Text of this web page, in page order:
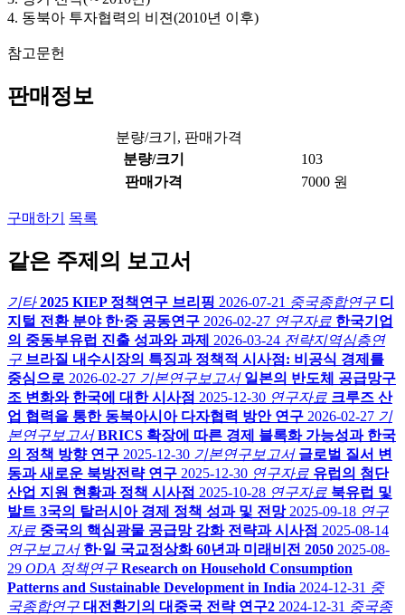
4. 동북아 투자협력의 비젼(2010년 이후)
참고문헌
판매정보
분량/크기, 판매가격
분량/크기
103
판매가격
7000 원
구매하기 목록
같은 주제의 보고서
기타 2025 KIEP 정책연구 브리핑 2026-07-21 중국종합연구 디
지털 전환 분야 한·중 공동연구 2026-02-27 연구자료 한국기업
의 중동부유럽 진출 성과와 과제
2026-03-24 전략지역심층연
구 브라질 내수시장의 특징과 정책적 시사점: 비공식 경제를
중심으로 2026-02-27 기본연구보고서 일본의 반도체 공급망구
조 변화와 한국에 대한 시사점 2025-12-30 연구자료 크루즈 산
업 협력을 통한 동북아시아 다자협력 방안 연구 2026-02-27 기
본연구보고서 BRICS 확장에 따른 경제 블록화 가능성과 한국
의 정책 방향 연구 2025-12-30 기본연구보고서 글로벌 질서 변
동과 새로운 북방전략 연구 2025-12-30 연구자료 유럽의 첨단
산업 지원 현황과 정책 시사점 2025-10-28 연구자료 북유럽 및
발트 3국의 탈러시아 경제 정책 성과 및 전망 2025-09-18 연구
자료 중국의 핵심광물 공급망 강화 전략과 시사점 2025-08-14
연구보고서 한·일 국교정상화 60년과 미래비전 2050 2025-08-
29 ODA 정책연구 Research on Household Consumption
Patterns and Sustainable Development in India 2024-12-31 중
국종합연구 대전환기의 대중국 전략 연구2 2024-12-31 중국종